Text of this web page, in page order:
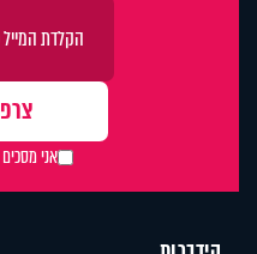
אני מסכים